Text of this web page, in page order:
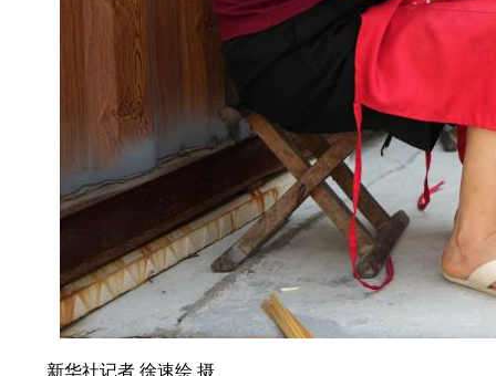
新华社记者 徐速绘 摄